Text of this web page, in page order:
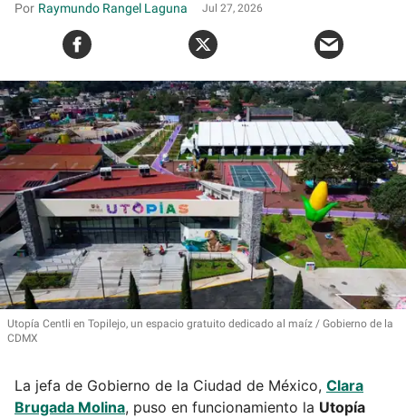
Raymundo Rangel Laguna Jul 27, 2026
Utopía Centli en Topilejo, un espacio gratuito dedicado al maíz
Gobierno de la
CDMX
La jefa de Gobierno de la Ciudad de México, Clara
Brugada Molina, puso en funcionamiento la Utopía